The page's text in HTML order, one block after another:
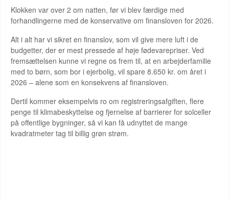
Klokken var over 2 om natten, før vi blev færdige med
forhandlingerne med de konservative om finansloven for 2026.
Alt i alt har vi sikret en finanslov, som vil give mere luft i de
budgetter, der er mest pressede af høje fødevarepriser. Ved
fremsættelsen kunne vi regne os frem til, at en arbejderfamilie
med to børn, som bor i ejerbolig, vil spare 8.650 kr. om året i
2026 – alene som en konsekvens af finansloven.
Dertil kommer eksempelvis ro om registreringsafgiften, flere
penge til klimabeskyttelse og fjernelse af barrierer for solceller
på offentlige bygninger, så vi kan få udnyttet de mange
kvadratmeter tag til billig grøn strøm.